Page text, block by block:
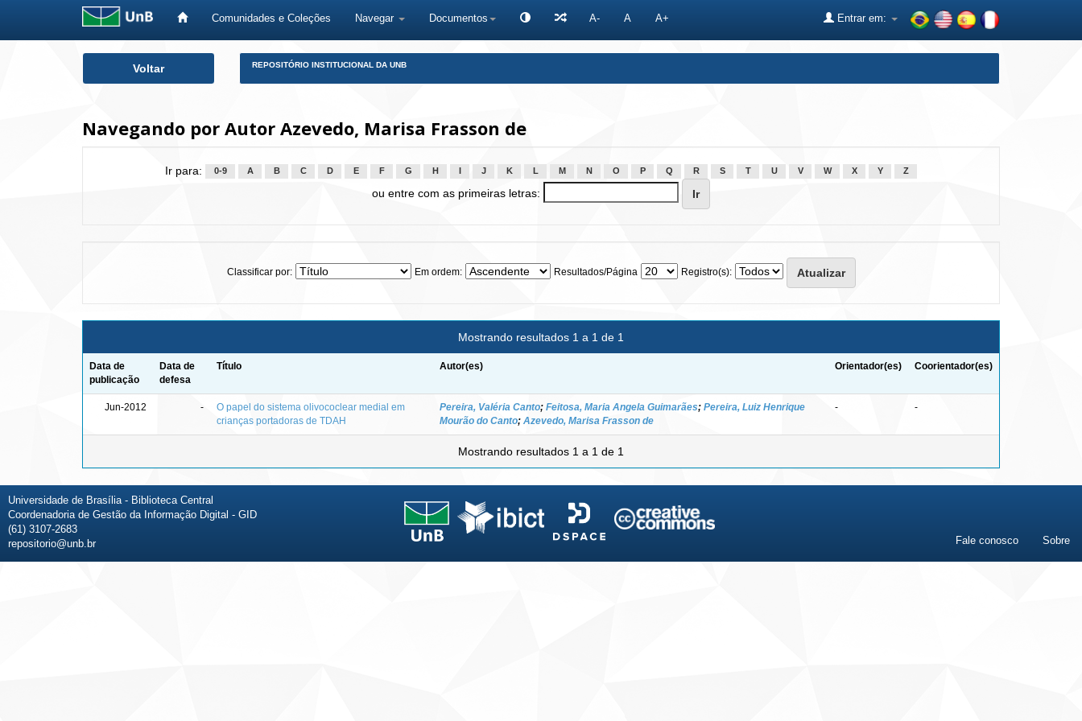
Comunidades e Coleções Navegar Documentos A- A A+ Entrar em:
Voltar REPOSITÓRIO INSTITUCIONAL DA UNB
Navegando por Autor Azevedo, Marisa Frasson de
Ir para: 0-9 A B C D E F G H J K L M N O P Q R S T U V W X Y Z
ou entre com as primeiras letras:
Classificar por: Em ordem: Resultados/Página Registro(s):
Mostrando resultados 1 a 1 de 1
Data de
publicação
Data de
defesa
Título Autor(es) Orientador(es) Coorientador(es)
Jun-2012 -
O papel do sistema olivococlear medial em
crianças portadoras de TDAH
Pereira, Valéria Canto; Feitosa, Maria Angela Guimarães; Pereira, Luiz Henrique
Mourão do Canto; Azevedo, Marisa Frasson de
- -
Mostrando resultados 1 a 1 de 1
Universidade de Brasília - Biblioteca Central
Coordenadoria de Gestão da Informação Digital - GID
(61) 3107-2683
repositorio@unb.br
Fale conosco Sobre